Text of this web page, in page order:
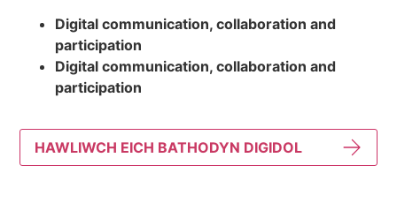
Digital communication, collaboration and
participation
Digital communication, collaboration and
participation
HAWLIWCH EICH BATHODYN DIGIDOL